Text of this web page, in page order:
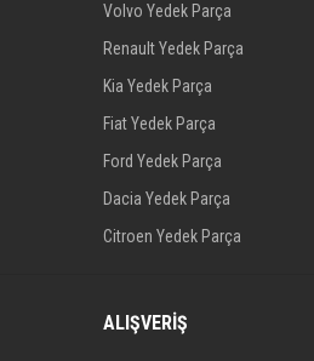
Volvo Yedek Parça
Renault Yedek Parça
Kia Yedek Parça
Fiat Yedek Parça
Ford Yedek Parça
Dacia Yedek Parça
Citroen Yedek Parça
ALIŞVERİŞ